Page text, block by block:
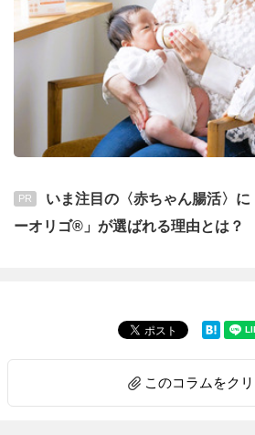
PR
いま注目の〈赤ちゃん腸活〉
ーオリゴ®」が選ばれる理由とは？
このコラムをク